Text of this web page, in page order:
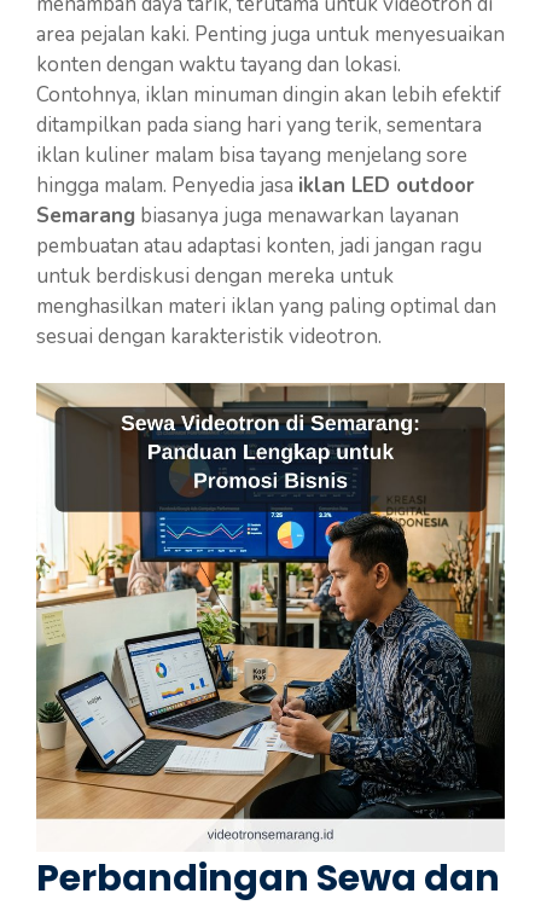
area pejalan kaki. Penting juga untuk menyesuaikan
konten dengan waktu tayang dan lokasi.
Contohnya, iklan minuman dingin akan lebih efektif
ditampilkan pada siang hari yang terik, sementara
iklan kuliner malam bisa tayang menjelang sore
hingga malam. Penyedia jasa iklan LED outdoor
Semarang biasanya juga menawarkan layanan
pembuatan atau adaptasi konten, jadi jangan ragu
untuk berdiskusi dengan mereka untuk
menghasilkan materi iklan yang paling optimal dan
sesuai dengan karakteristik videotron.
Perbandingan Sewa dan